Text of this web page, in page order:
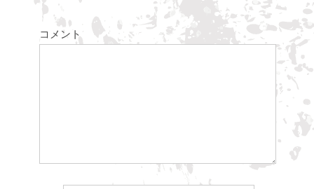
コメント